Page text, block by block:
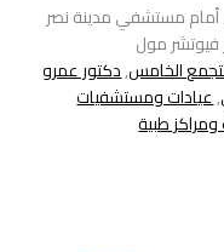
أمام مستشفي مدينة نصر
فيوتشر مول
الخامس,دكتور عمرو
,عيادات ومستشفيات
طبية